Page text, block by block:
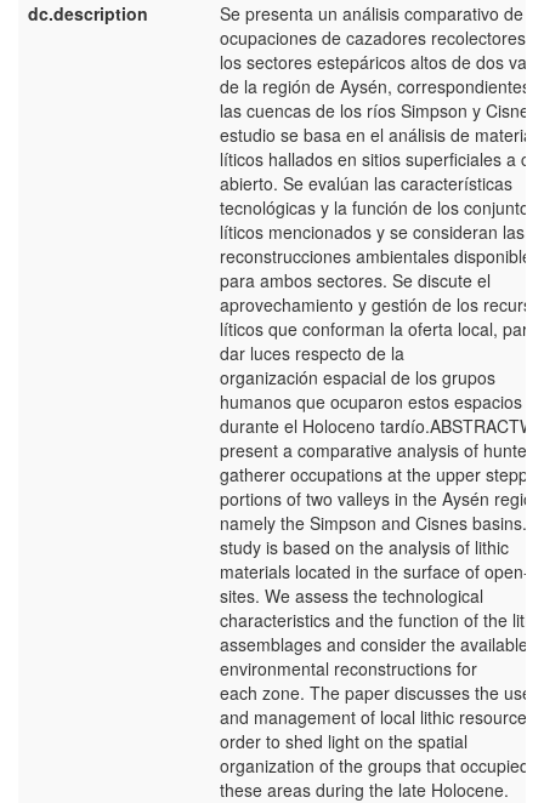
dc.description
Se presenta un análisis comparativo de
ocupaciones de cazadores recolectores
los sectores estepáricos altos de dos
de la región de Aysén, correspondientes a
las cuencas de los ríos Simpson y
estudio se basa en el análisis de
líticos hallados en sitios superficiales a
abierto. Se evalúan las características
tecnológicas y la función de los conjuntos
líticos mencionados y se consideran las
reconstrucciones ambientales disponibles
para ambos sectores. Se discute el
aprovechamiento y gestión de los
líticos que conforman la oferta local, para
dar luces respecto de la
organización espacial de los grupos
humanos que ocuparon estos espacios
durante el Holoceno tardío.ABSTRACTWe
present a comparative analysis of hunter-
gatherer occupations at the upper steppe
portions of two valleys in the Aysén
namely the Simpson and Cisnes basins.
study is based on the analysis of lithic
materials located in the surface of open-
sites. We assess the technological
characteristics and the function of the
assemblages and consider the available
environmental reconstructions for
each zone. The paper discusses the use
and management of local lithic
order to shed light on the spatial
organization of the groups that occupied
these areas during the late Holocene.